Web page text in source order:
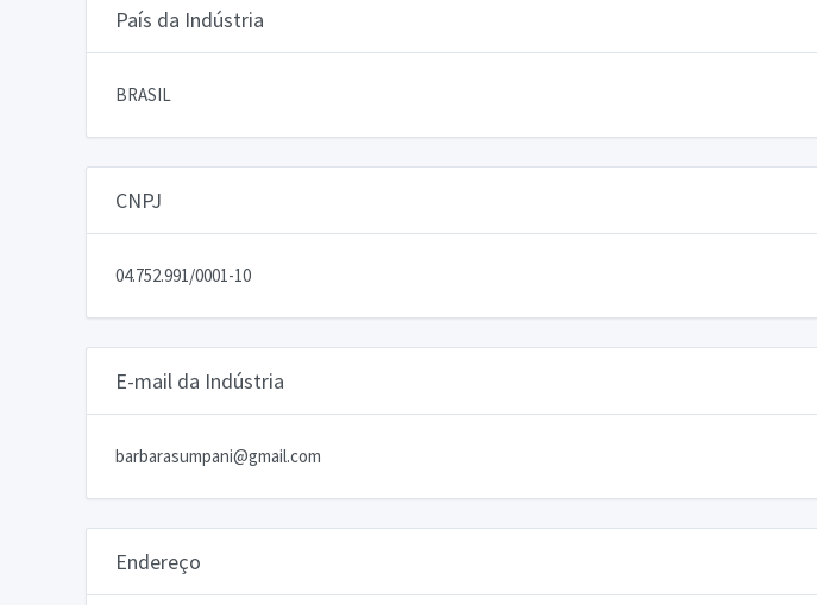
País da Indústria
BRASIL
CNPJ
04.752.991/0001-10
E-mail da Indústria
barbarasumpani@gmail.com
Endereço